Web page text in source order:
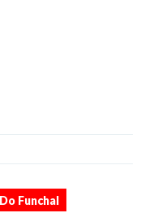
Funchal